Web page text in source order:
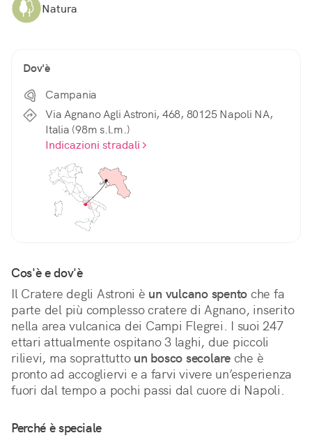
Natura
Dov'è
Campania
Via Agnano Agli Astroni, 468, 80125 Napoli NA,
Italia (98m s.l.m.)
Indicazioni stradali
Cos'è e dov'è
Il Cratere degli Astroni è un vulcano spento che fa
parte del più complesso cratere di Agnano, inserito
nella area vulcanica dei Campi Flegrei. I suoi 247
ettari attualmente ospitano 3 laghi, due piccoli
rilievi, ma soprattutto un bosco secolare che è
pronto ad accogliervi e a farvi vivere un’esperienza
fuori dal tempo a pochi passi dal cuore di Napoli.
Perché è speciale